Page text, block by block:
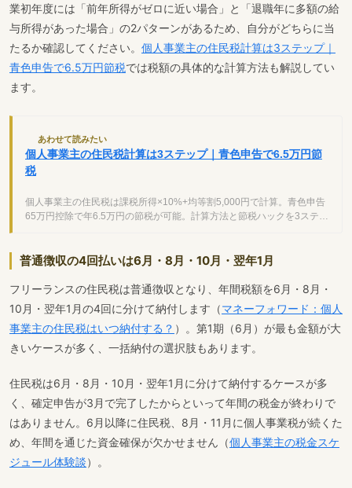
業初年度には「前年所得がゼロに近い場合」と「退職年に多額の給
与所得があった場合」の2パターンがあるため、自分がどちらに当
たるか確認してください。 個人事業主の住民税計算は3ステップ｜
青色申告で6.5万円節税では税額の具体的な計算方法も解説してい
ます。
あわせて読みたい
個人事業主の住民税計算は3ステップ｜青色申告で6.5万円節
税
個人事業主の住民税は課税所得×10%+均等割5,000円で計算。青色申告
65万円控除で年6.5万円の節税が可能。計算方法と節税ハックを3ステッ
普通徴収の4回払いは6月・8月・10月・翌年1月
フリーランスの住民税は普通徴収となり、年間税額を6月・8月・
10月・翌年1月の4回に分けて納付します（マネーフォワード：個人
事業主の住民税はいつ納付する？ ）。第1期（6月）が最も金額が大
きいケースが多く、一括納付の選択肢もあります。
住民税は6月・8月・10月・翌年1月に分けて納付するケースが多
く、確定申告が3月で完了したからといって年間の税金が終わりで
はありません。6月以降に住民税、8月・11月に個人事業税が続くた
め、年間を通じた資金確保が欠かせません（個人事業主の税金スケ
ジュール体験談）。